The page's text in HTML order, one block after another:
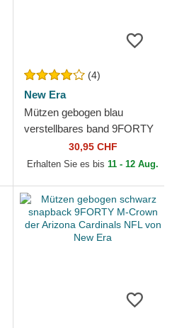
(4)
New Era
Mützen gebogen blau
verstellbares band 9FORTY
The League der Los Angeles
Rams NFL von New Era
30,95 CHF
Erhalten Sie es bis 11 - 12 Aug.